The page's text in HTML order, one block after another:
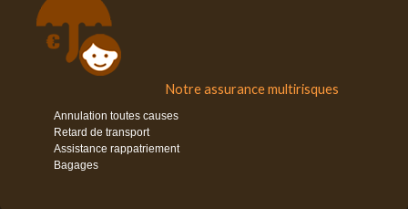
Notre assurance multirisques
Annulation toutes causes
Retard de transport
Assistance rappatriement
Bagages